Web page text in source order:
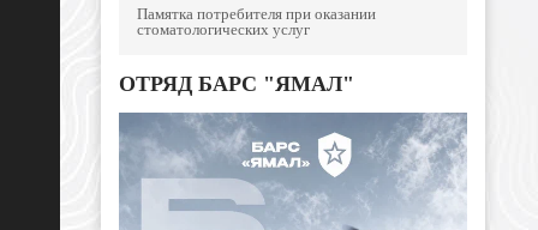
Памятка потребителя при оказании
стоматологических услуг
ОТРЯД БАРС "ЯМАЛ"